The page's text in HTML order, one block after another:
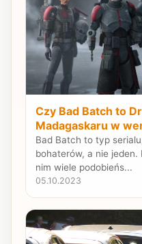
Czy Bad Batch to
Madagaskaru w
Bad Batch to typ
bohaterów, a nie
nim wiele podobieńs...
05.10.2023